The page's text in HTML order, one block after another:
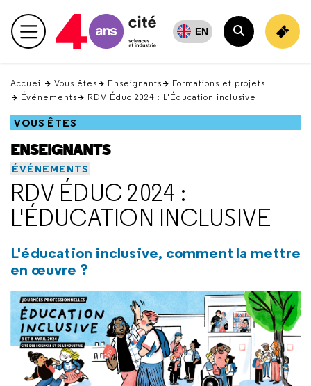
en
haut Menu principal EN
Rechercher
Accueil Vous êtes Enseignants
Formations et projets
Événements
RDV Éduc 2024 : L'Éducation inclusive
VOUS ÊTES
ENSEIGNANTS
ÉVÉNEMENTS
RDV ÉDUC 2024 :
L'ÉDUCATION INCLUSIVE
L'éducation inclusive, comment la mettre
en œuvre ?